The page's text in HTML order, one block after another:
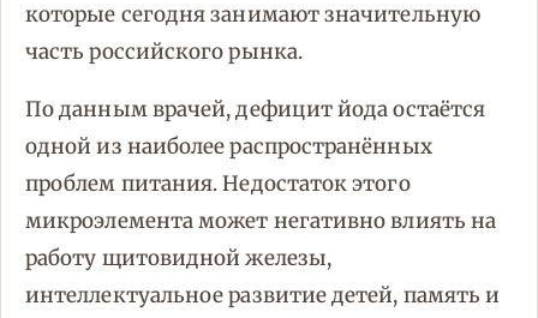
которые сегодня занимают значительную
часть российского рынка.
По данным врачей, дефицит йода остаётся
одной из наиболее распространённых
проблем питания. Недостаток этого
микроэлемента может негативно влиять на
работу щитовидной железы,
интеллектуальное развитие детей, память и